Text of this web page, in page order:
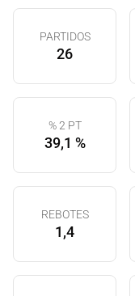
PARTIDOS
26
% 2 PT
39,1 %
REBOTES
1,4